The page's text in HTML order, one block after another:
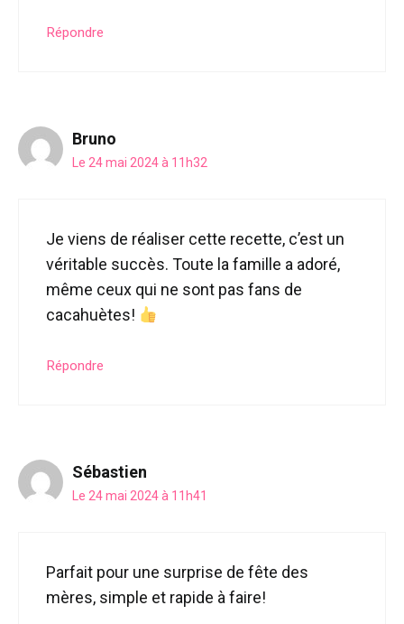
Répondre
Bruno
Le 24 mai 2024 à 11h32
Je viens de réaliser cette recette, c’est un
véritable succès. Toute la famille a adoré,
même ceux qui ne sont pas fans de
cacahuètes!
Répondre
Sébastien
Le 24 mai 2024 à 11h41
Parfait pour une surprise de fête des
mères, simple et rapide à faire!